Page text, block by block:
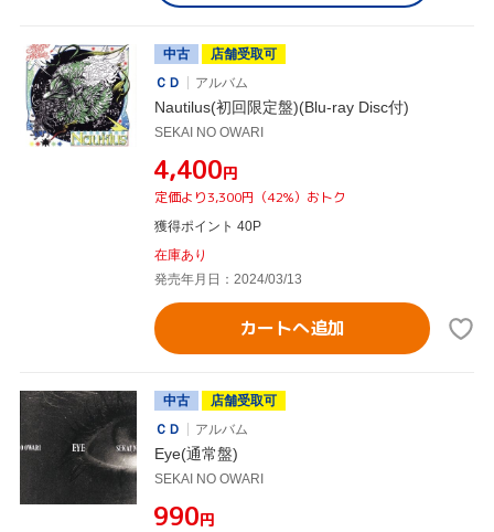
中古
店舗受取可
ＣＤ
アルバム
Nautilus(初回限定盤)(Blu-ray Disc付)
SEKAI NO OWARI
¥4,400円
定価より3,300円（42%）おトク
獲得ポイント 40P
在庫あり
発売年月日：2024/03/13
カートへ追加
中古
店舗受取可
ＣＤ
アルバム
Eye(通常盤)
SEKAI NO OWARI
¥990円